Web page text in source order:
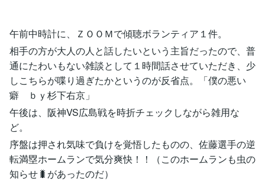
午前中時計に、ＺＯＯＭで傾聴ボランティア１件。
相手の方が大人の人と話したいという主旨だったので、普
通にたわいもない雑談として１時間話させていただき、少
しこちらが喋り過ぎたかというのが反省点。「僕の悪い
癖 ｂｙ杉下右京」
午後は、阪神VS広島戦を時折チェックしながら雑用な
ど。
序盤は押され気味で負けを覚悟したものの、佐藤選手の逆
転満塁ホームランで気分爽快！！（このホームランも虫の
知らせ🐛があったのだ）